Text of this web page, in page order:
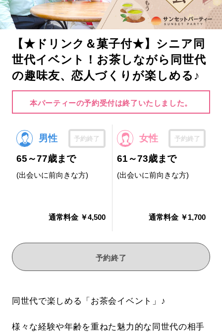
【★ドリンク＆菓子付★】シニア同
世代イベント！お茶しながら同世代
の趣味友、恋人づくりが楽しめる♪
本パーティーの予約受付は終了いたしました。
男性 予約終了
65～77歳まで
(出会いに前向きな方)
通常料金 ￥4,500
女性 予約終了
61～73歳まで
(出会いに前向きな方)
通常料金 ￥1,700
予約終了
同世代で楽しめる「お茶会イベント」♪
様々な経験や年齢を重ねた魅力的な同世代の相手